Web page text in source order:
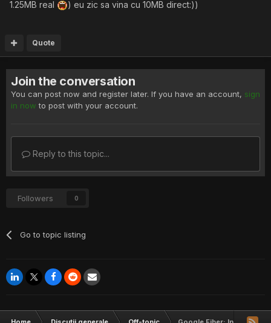
1.25MB real
) eu zic sa vina cu 10MB direct:))
Quote
Join the conversation
You can post now and register later. If you have an account, sign
in now to post with your account.
Reply to this topic...
Followers 0
Go to topic listing